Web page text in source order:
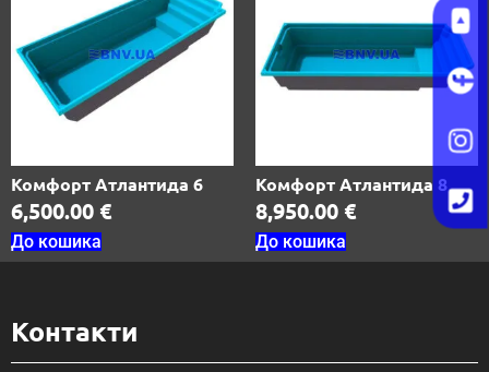
Комфорт Атлантида 6
6,500.00 €
До кошика
Комфорт Атлантида 8
8,950.00 €
До кошика
Контакти